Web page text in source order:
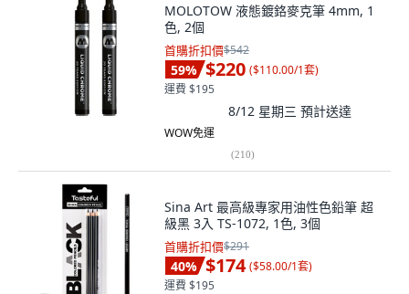
MOLOTOW 液態鍍鉻麥克筆 4mm, 1
色, 2個
首購折扣價$542
59% $220 ($110.00/1套)
運費 $195
8/12 星期三 預計送達
WOW免運
(210)
Sina Art 最高級專家用油性色鉛筆 超
級黑 3入 TS-1072, 1色, 3個
首購折扣價$291
40% $174 ($58.00/1套)
運費 $195